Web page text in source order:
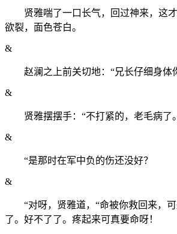
贤雅喘了一口长气，回过神来，这才
欲裂，面色苍白。
&
赵澜之上前关切地：“兄长仔细身体
&
贤雅摆摆手：“不打紧的，老毛病了。
&
“是那时在军中负的伤还没好？
&
“对呀，贤雅道，“命被你救回来，可
了。好不了了。疼起来可真要命呀！